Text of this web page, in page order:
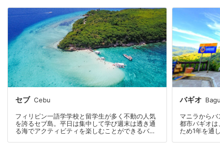
セブ Cebu
フィリピン一語学学校と留学生が多く不動の人気
を誇るセブ島。平日は集中して学び週末は透き通
る海でアクティビティを楽しむことができるバラ
バギオ
マニラから
都市バギオ
ため1年を通